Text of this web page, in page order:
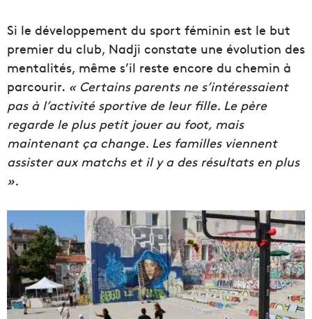
Si le développement du sport féminin est le but
premier du club, Nadji constate une évolution des
mentalités, même s’il reste encore du chemin à
parcourir. « Certains parents ne s’intéressaient
pas à l’activité sportive de leur fille. Le père
regarde le plus petit jouer au foot, mais
maintenant ça change. Les familles viennent
assister aux matchs et il y a des résultats en plus
».